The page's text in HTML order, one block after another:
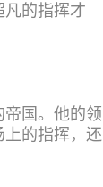
凡的指挥才
国。他的领
的指挥，还